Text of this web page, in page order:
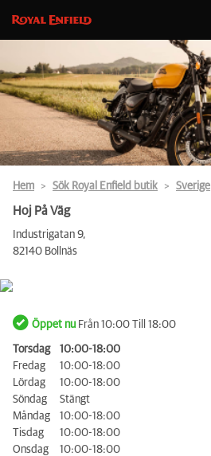
Hem Sök Royal Enfield butik Sverige
Hoj På Väg
Industrigatan 9,
82140 Bollnäs
Öppet nu Från 10:00 Till 18:00
Torsdag
10:00-18:00
Fredag
10:00-18:00
Lördag
10:00-18:00
Söndag
Stängt
Måndag
10:00-18:00
Tisdag
10:00-18:00
Onsdag
10:00-18:00